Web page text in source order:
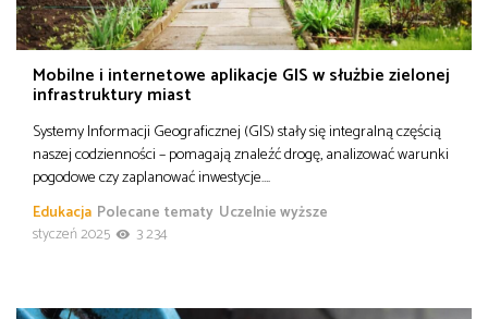
Mobilne i internetowe aplikacje GIS w służbie zielonej
infrastruktury miast
Systemy Informacji Geograficznej (GIS) stały się integralną częścią
naszej codzienności – pomagają znaleźć drogę, analizować warunki
pogodowe czy zaplanować inwestycje….
Edukacja Polecane tematy Uczelnie wyższe
styczeń 2025
3 234